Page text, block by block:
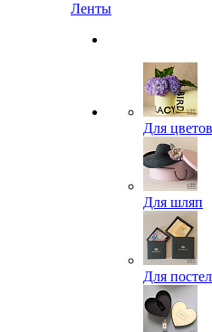
Ленты
Для цветов
Для шляп
Для